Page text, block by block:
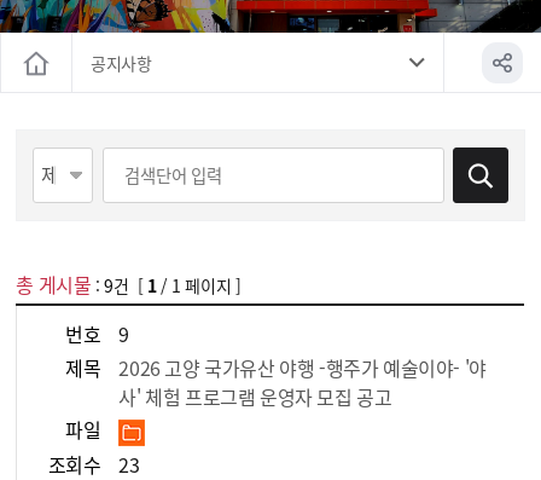
공지사항
총 게시물 :9건 [ 1/ 1 페이지 ]
번호
9
제목
2026 고양 국가유산 야행 -행주가 예술이야- '야
사' 체험 프로그램 운영자 모집 공고
파일
조회수
23